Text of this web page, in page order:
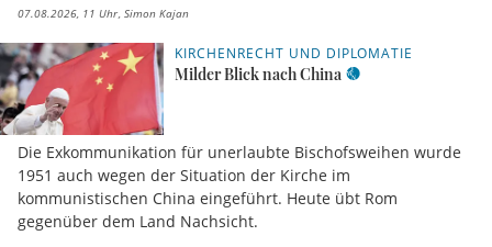
07.08.2026, 11 Uhr Simon Kajan
KIRCHENRECHT UND DIPLOMATIE
Milder Blick nach China
Die Exkommunikation für unerlaubte Bischofsweihen wurde
1951 auch wegen der Situation der Kirche im
kommunistischen China eingeführt. Heute übt Rom
gegenüber dem Land Nachsicht.